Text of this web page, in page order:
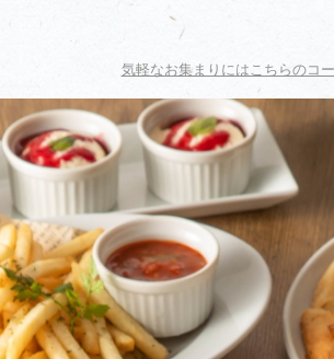
気軽なお集まりにはこちらのコ